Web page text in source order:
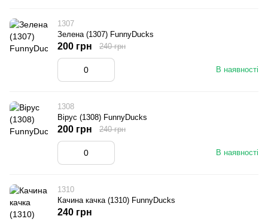
1307
Зелена (1307) FunnyDucks
В наявності
200 грн 240 грн
1308
Вірус (1308) FunnyDucks
В наявності
200 грн 240 грн
1310
Качина качка (1310) FunnyDucks
240 грн